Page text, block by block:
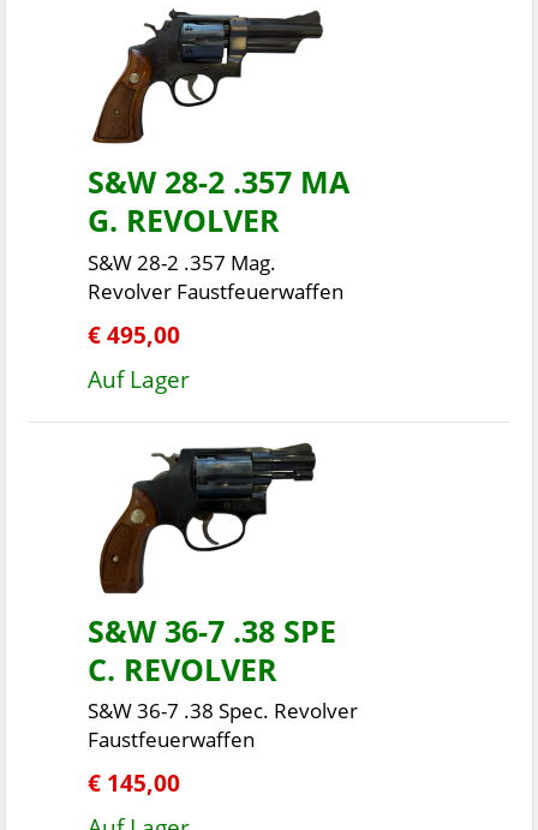
S&W 28-2 .357 MA
G. REVOLVER
S&W 28-2 .357 Mag.
Revolver Faustfeuerwaffen
€ 495,00
Auf Lager
S&W 36-7 .38 SPE
C. REVOLVER
S&W 36-7 .38 Spec. Revolver
Faustfeuerwaffen
€ 145,00